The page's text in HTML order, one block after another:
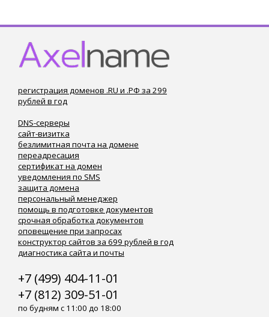
регистрация доменов .RU и .РФ за 299
рублей в год
DNS-серверы
сайт-визитка
безлимитная почта на домене
переадресация
сертификат на домен
уведомления по SMS
защита домена
персональный менеджер
помощь в подготовке документов
срочная обработка документов
оповещение при запросах
конструктор сайтов за 699 рублей в год
диагностика сайта и почты
+7 (499) 404-11-01
+7 (812) 309-51-01
по будням с 11:00 до 18:00